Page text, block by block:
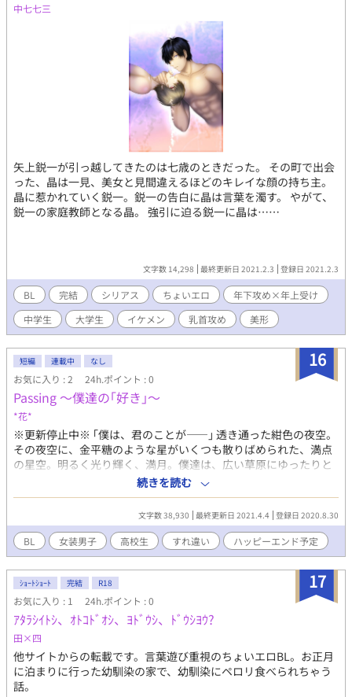
中七七三
矢上鋭一が引っ越してきたのは七歳のときだった。 その町で出会
った、晶は一見、美女と見間違えるほどのキレイな顔の持ち主。
晶に惹かれていく鋭一。鋭一の告白に晶は言葉を濁す。 やがて、
鋭一の家庭教師となる晶。 強引に迫る鋭一に晶は……
文字数 14,298 最終更新日 2021.2.3 登録日 2021.2.3
BL 完結 シリアス ちょいエロ
年下攻め×年上受け
中学生
大学生 イケメン 乳首攻め 美形
16
短編 連載中 なし
お気に入り : 2 24h.ポイント : 0
Passing 〜僕達の｢好き｣〜
*花*
※更新停止中※ ｢僕は、君のことが――｣ 透き通った紺色の夜空。
その夜空に、金平糖のような星がいくつも散りばめられた、満点
の星空。明るく光り輝く、満月。僕達は、広い草原にゆったりと
腰かけて、星を眺めていた。 僕はあの時、伝えたんだ。勇気を振
り絞って、ちゃんと言葉に出したんだ…… ｢好き｣って―― でも、
その｢好き｣は儚く散った。 ｢ありがとう。俺も好きだよ。親友と
してな｣ あの爽やかな笑顔と、その言葉を前にしては、何も言い
返せなかった。 “やっぱり、この恋は伝えられないのかな
ぁ……？” あれから、３年経った。僕達は、高校3年生になった。
｢僕はまた、必ず告白するんだ｣ 『恋人』としての好きを抱いてい
る、月 白兎。一方で、『親友』としての好きを抱いている、星 昊
明。昊明のことが好きで、もう一度告白したい白兎は、景瑠高校
に転校生として、やってくる。それも、｢女装｣して。 昊明は、女
装している白兎に気づかないまま、日々を過ごしていく。でも、
そんな2人の遠かった距離も、行事を通して、日々の生活を通し
て、ゆっくりと時間をかけて、どんどん縮まっていき―― 果たし
て、白兎の恋の行方はどうなるのか。 この恋は互いの『すれちが
い』から始まる―― ○ちょいエロ、エロあり→話のところに ★マ
続きを読む
文字数 38,930 最終更新日 2021.4.4 登録日 2020.8.30
BL 女装男子 高校生 すれ違い ハッピーエンド予定
17
ｼｮｰﾄｼｮｰﾄ 完結 R18
お気に入り : 1 24h.ポイント : 0
ｱﾀﾗｼｲﾄｼ、ｵﾄｺﾄﾞｵｼ、ﾖﾄﾞｳｼ、ﾄﾞｳｼﾖｳ?
田×四
他サイトからの転載です。言葉遊び重視のちょいエロBL。お正月
に泊まりに行った幼馴染の家で、幼馴染にペロリ食べられちゃう
話。